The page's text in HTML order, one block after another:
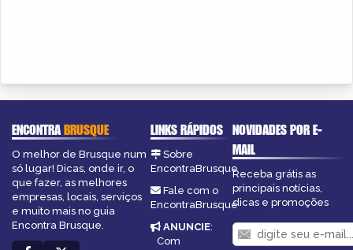
ENCONTRABRUSQUE
O melhor de Brusque num
só lugar! Dicas, onde ir, o
que fazer, as melhores
empresas, locais, serviços
e muito mais no guia
Encontra Brusque.
LINKS RÁPIDOS
Sobre
EncontraBrusque
Fale com o
EncontraBrusque
ANUNCIE:
Com
NOVIDADES POR E-
MAIL
Receba grátis as
principais notícias,
dicas e promoções